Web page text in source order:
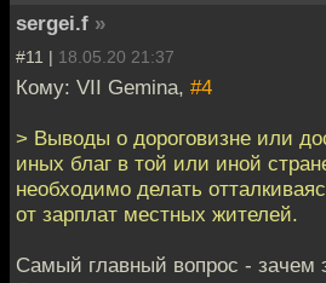
sergei.f »
#11 | 18.05.20 21:37
Кому: VII Gemina, #4
> Выводы о дороговизне или
иных благ в той или иной
необходимо делать
от зарплат местных жителей.
Самый главный вопрос - зачем